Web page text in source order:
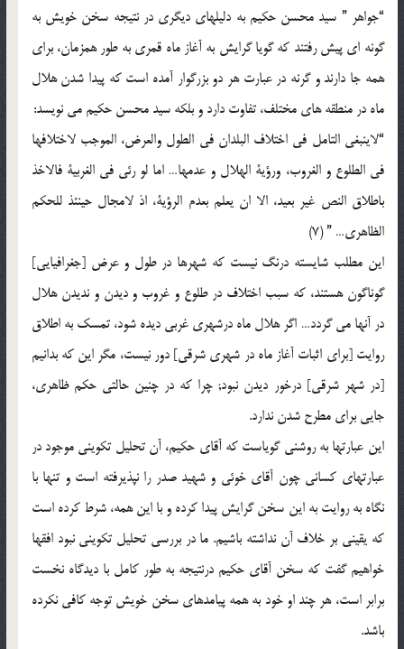
“جواهر ” سيد محسن حكيم به دليلهاي ديگري در نتيجه سخن خويش به
گونه اي پيش رفتند كه گويا گرايش به آغاز ماه قمري به طور همزمان، براي
همه جا دارند و گرنه در عبارت هر دو بزرگوار آمده است كه پيدا شدن هلال
ماه در منطقه هاي مختلف، تفاوت دارد و بلكه سيد محسن حكيم مي نويسد:
“لاينبغي التامل في اختلاف البلدان في الطول والعرض، الموجب لاختلافها
في الطلوع و الغروب، ورؤية الهلال و عدمها… اما لو رئي في الغربية فالاخذ
باطلاق النص غير بعيد، الا ان يعلم بعدم الرؤية، اذ لامجال حينئذ للحكم
الظاهري… ” (7)
اين مطلب شايسته درنگ نيست كه شهرها در طول و عرض [جغرافيايي]
گوناگون هستند، كه سبب اختلاف در طلوع و غروب و ديدن و نديدن هلال
در آنها مي گردد… اگر هلال ماه درشهري غربي ديده شود، تمسك به اطلاق
روايت [براي اثبات آغاز ماه در شهري شرقي] دور نيست، مگر اين كه بدانيم
[در شهر شرقي] درخور ديدن نبود; چرا كه در چنين حالتي حكم ظاهري،
جايي براي مطرح شدن ندارد.
اين عبارتها به روشني گوياست كه آقاي حكيم، آن تحليل تكويني موجود در
عبارتهاي كساني چون آقاي خوئي و شهيد صدر را نپذيرفته است و تنها با
نگاه به روايت به اين سخن گرايش پيدا كرده و با اين همه، شرط كرده است
كه يقيني بر خلاف آن نداشته باشيم. ما در بررسي تحليل تكويني نبود افقها
خواهيم گفت كه سخن آقاي حكيم درنتيجه به طور كامل با ديدگاه نخست
برابر است، هر چند او خود به همه پيامدهاي سخن خويش توجه كافي نكرده
باشد.